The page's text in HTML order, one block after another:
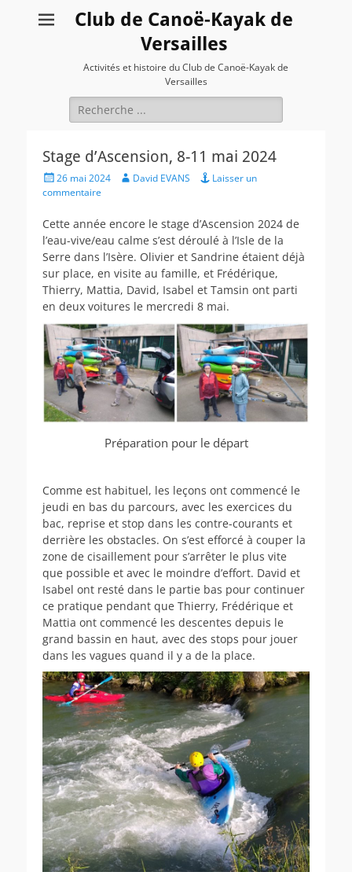
Club de Canoë-Kayak de
Versailles
Activités et histoire du Club de Canoë-Kayak de
Versailles
Rechercher :
Stage d’Ascension, 8-11 mai 2024
Posted
on
26 mai 2024 AuthorDavid EVANS
Laisser un
commentaire
Cette année encore le stage d’Ascension 2024 de
l’eau-vive/eau calme s’est déroulé à l’Isle de la
Serre dans l’Isère. Olivier et Sandrine étaient déjà
sur place, en visite au famille, et Frédérique,
Thierry, Mattia, David, Isabel et Tamsin ont parti
en deux voitures le mercredi 8 mai.
Préparation pour le départ
Comme est habituel, les leçons ont commencé le
jeudi en bas du parcours, avec les exercices du
bac, reprise et stop dans les contre-courants et
derrière les obstacles. On s’est efforcé à couper la
zone de cisaillement pour s’arrêter le plus vite
que possible et avec le moindre d’effort. David et
Isabel ont resté dans le partie bas pour continuer
ce pratique pendant que Thierry, Frédérique et
Mattia ont commencé les descentes depuis le
grand bassin en haut, avec des stops pour jouer
dans les vagues quand il y a de la place.